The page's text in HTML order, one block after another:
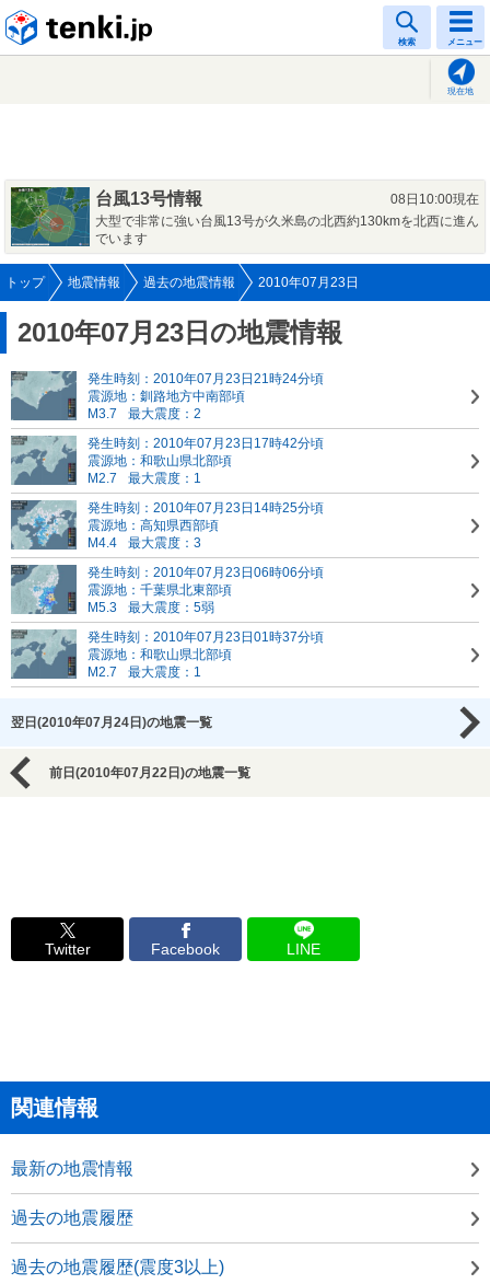
検索 メニュー
現在地
台風13号情報
08日10:00現在
大型で非常に強い台風13号が久米島の北西約130kmを北西に進ん
でいます
トップ 地震情報 過去の地震情報 2010年07月23日
2010年07月23日の地震情報
発生時刻：2010年07月23日21時24分頃
震源地：釧路地方中南部頃
M3.7
最大震度：2
発生時刻：2010年07月23日17時42分頃
震源地：和歌山県北部頃
M2.7
最大震度：1
発生時刻：2010年07月23日14時25分頃
震源地：高知県西部頃
M4.4
最大震度：3
発生時刻：2010年07月23日06時06分頃
震源地：千葉県北東部頃
M5.3
最大震度：5弱
発生時刻：2010年07月23日01時37分頃
震源地：和歌山県北部頃
M2.7
最大震度：1
翌日(2010年07月24日)の地震一覧
前日(2010年07月22日)の地震一覧
Twitter Facebook LINE
関連情報
最新の地震情報
過去の地震履歴
過去の地震履歴(震度3以上)